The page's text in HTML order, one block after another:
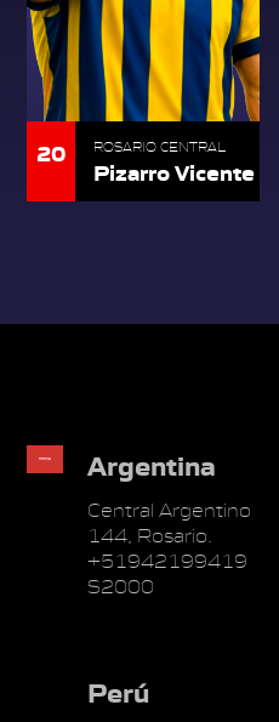
20 ROSARIO CENTRAL
Pizarro Vicente
Argentina
Central Argentino
144, Rosario.
+51942199419
S2000
Perú